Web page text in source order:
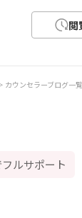
閲
カウンセラーブログ一覧
ルサポート